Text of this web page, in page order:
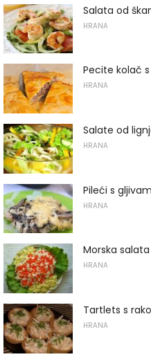
Salata od
HRANA
Pecite kolač
HRANA
Salate od
HRANA
Pileći s
HRANA
Morska
HRANA
Tartlets s
HRANA